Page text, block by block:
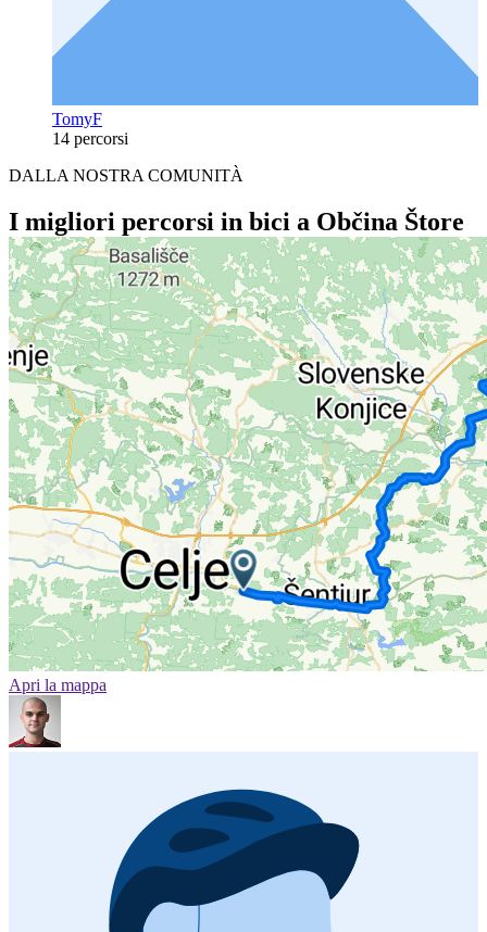
TomyF
14 percorsi
DALLA NOSTRA COMUNITÀ
I migliori percorsi in bici a Občina Štore
Apri la mappa